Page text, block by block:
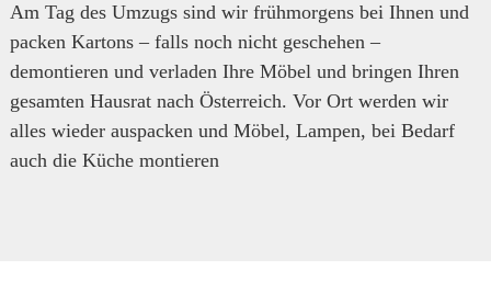
Am Tag des Umzugs sind wir frühmorgens bei Ihnen und
packen Kartons – falls noch nicht geschehen –
demontieren und verladen Ihre Möbel und bringen Ihren
gesamten Hausrat nach Österreich. Vor Ort werden wir
alles wieder auspacken und Möbel, Lampen, bei Bedarf
auch die Küche montieren